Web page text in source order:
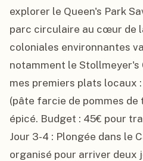
explorer le Queen's Park
parc circulaire au cœur de
coloniales environnantes
notamment le Stollmeyer's
mes premiers plats locaux
(pâte farcie de pommes de
épicé. Budget : 45€ pour
Jour 3-4 : Plongée dans le
organisé pour arriver deux